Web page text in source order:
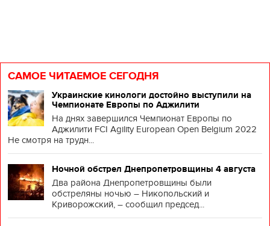
САМОЕ ЧИТАЕМОЕ СЕГОДНЯ
Украинские кинологи достойно выступили на
Чемпионате Европы по Аджилити
На днях завершился Чемпионат Европы по
Аджилити FCI Agility European Open Belgium 2022
Не смотря на трудн...
Ночной обстрел Днепропетровщины 4 августа
Два района Днепропетровщины были
обстреляны ночью – Никопольский и
Криворожский, – сообщил председ...